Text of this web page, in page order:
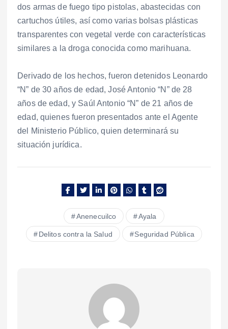
dos armas de fuego tipo pistolas, abastecidas con
cartuchos útiles, así como varias bolsas plásticas
transparentes con vegetal verde con características
similares a la droga conocida como marihuana.
Derivado de los hechos, fueron detenidos Leonardo
“N” de 30 años de edad, José Antonio “N” de 28
años de edad, y Saúl Antonio “N” de 21 años de
edad, quienes fueron presentados ante el Agente
del Ministerio Público, quien determinará su
situación jurídica.
Anenecuilco Ayala
Delitos contra la Salud Seguridad Pública